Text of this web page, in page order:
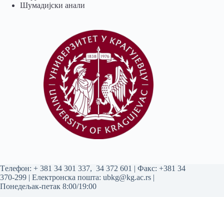
Шумадијски анали
Tелефон: + 381 34 301 337, 34 372 601 | Факс: +381 34
370-299 | Електронска пошта: ubkg@kg.ac.rs |
Понедељак-петак 8:00/19:00